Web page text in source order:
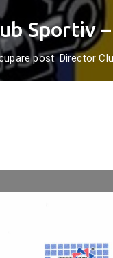
Sportiv
post: Director